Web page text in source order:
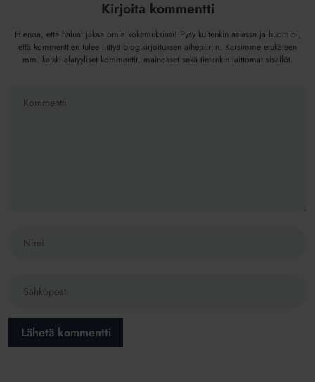
Kirjoita kommentti
Hienoa, että haluat jakaa omia kokemuksiasi! Pysy kuitenkin asiassa ja huomioi,
että kommenttien tulee liittyä blogikirjoituksen aihepiiriin. Karsimme etukäteen
mm. kaikki alatyyliset kommentit, mainokset sekä tietenkin laittomat sisällöt.